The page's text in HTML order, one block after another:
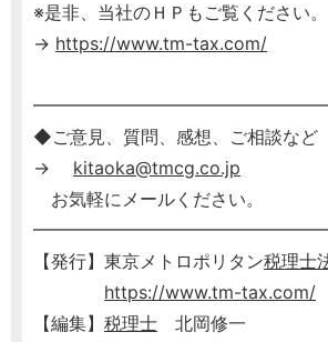
※是非、当社のＨＰもご覧ください。
→ https://www.tm-tax.com/
◆ご意見、質問、感想、ご相談など
→ kitaoka@tmcg.co.jp
お気軽にメールください。
【発行】東京メトロポリタン税理士
https://www.tm-tax.com/
【編集】 税理士 北岡修一